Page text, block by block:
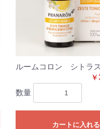
ルームコロン シトラス
数量
カートに入れる